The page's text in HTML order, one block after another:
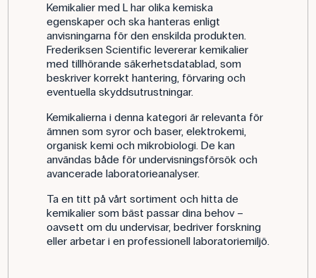
Kemikalier med L har olika kemiska
egenskaper och ska hanteras enligt
anvisningarna för den enskilda produkten.
Frederiksen Scientific levererar kemikalier
med tillhörande säkerhetsdatablad, som
beskriver korrekt hantering, förvaring och
eventuella skyddsutrustningar.
Kemikalierna i denna kategori är relevanta för
ämnen som syror och baser, elektrokemi,
organisk kemi och mikrobiologi. De kan
användas både för undervisningsförsök och
avancerade laboratorieanalyser.
Ta en titt på vårt sortiment och hitta de
kemikalier som bäst passar dina behov –
oavsett om du undervisar, bedriver forskning
eller arbetar i en professionell laboratoriemiljö.